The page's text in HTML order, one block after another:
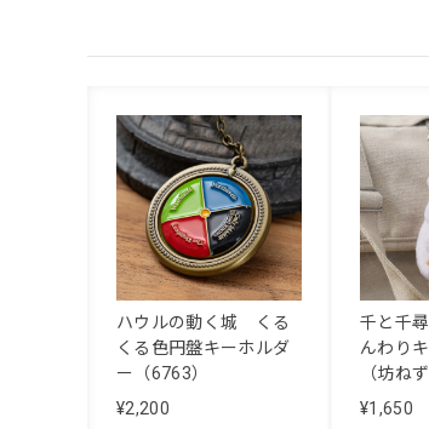
ハウルの動く城 くる
くる色円盤キーホルダ
ー（6763）
¥2,200
千と千
んわり
（坊ね
¥1,650